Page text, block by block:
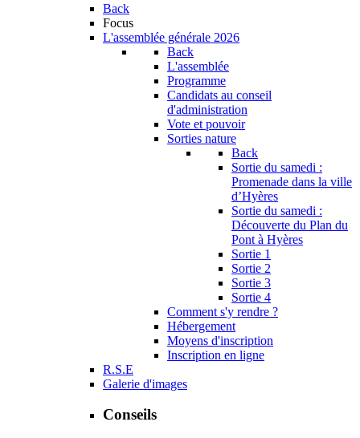
Back
Focus
L'assemblée générale 2026
Back
L'assemblée
Programme
Candidats au conseil
d'administration
Vote et pouvoir
Sorties nature
Back
Sortie du samedi :
Promenade dans la ville
d’Hyères
Sortie du samedi :
Découverte du Plan du
Pont à Hyères
Sortie 1
Sortie 2
Sortie 3
Sortie 4
Comment s'y rendre ?
Hébergement
Moyens d'inscription
Inscription en ligne
R.S.E
Galerie d'images
Conseils